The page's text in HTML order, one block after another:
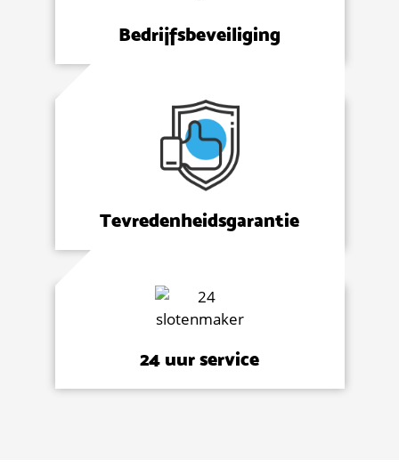
Bedrijfsbeveiliging
Tevredenheidsgarantie
24 uur service